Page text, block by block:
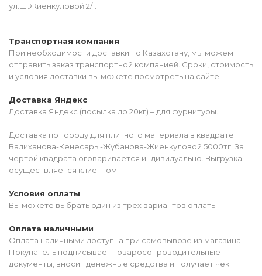
ул.Ш.Жиенкуловой 2/1.
Транспортная компания
При необходимости доставки по Казахстану, мы можем
отправить заказ транспортной компанией. Сроки, стоимость
и условия доставки вы можете посмотреть на сайте.
Доставка Яндекс
Доставка Яндекс (посылка до 20кг) – для фурнитуры.
Доставка по городу для плитного материала в квадрате
Валиханова-Кенесары-Жубанова-Жиенкуловой 5000тг. За
чертой квадрата оговаривается индивидуально. Выгрузка
осуществляется клиентом.
Условия оплаты
Вы можете выбрать один из трёх вариантов оплаты:
Оплата наличными
Оплата наличными доступна при самовывозе из магазина.
Покупатель подписывает товаросопроводительные
документы, вносит денежные средства и получает чек.